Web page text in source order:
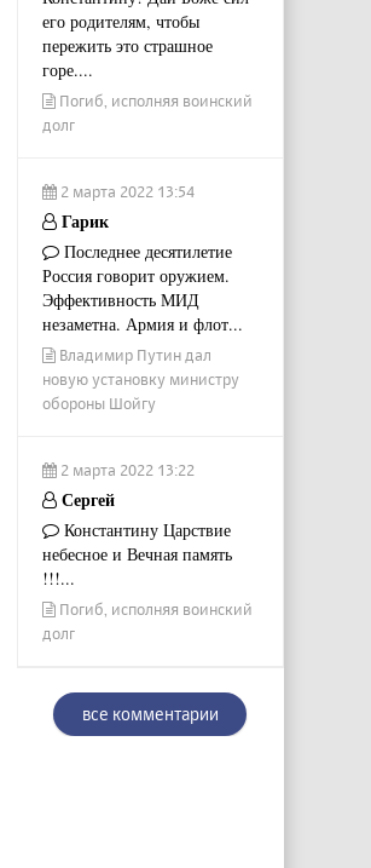
его родителям, чтобы
пережить это страшное
горе....
Погиб, исполняя воинский
долг
2 марта 2022 13:54
Гарик
Последнее десятилетие
Россия говорит оружием.
Эффективность МИД
незаметна. Армия и флот...
Владимир Путин дал
новую установку министру
обороны Шойгу
2 марта 2022 13:22
Сергей
Константину Царствие
небесное и Вечная память
!!!...
Погиб, исполняя воинский
долг
все комментарии